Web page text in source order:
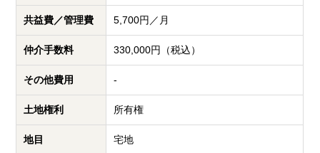
共益費／管理費 5,700円／月
仲介手数料 330,000円（税込）
その他費用 -
土地権利 所有権
地目 宅地